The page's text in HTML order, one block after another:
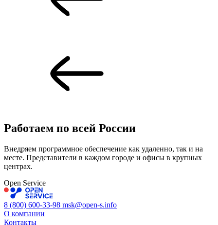
Работаем по всей России
Внедряем программное обеспечение как удаленно, так и на
месте. Представители в каждом городе и офисы в крупных
центрах.
Open Service
8 (800) 600-33-98 msk@open-s.info
О компании
Контакты